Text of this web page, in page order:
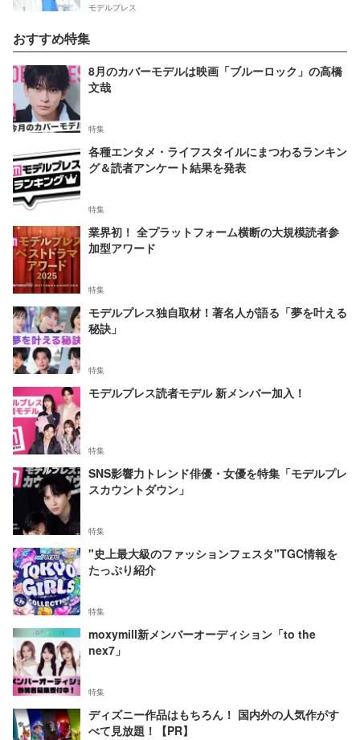
モデルプレス
おすすめ特集
8月のカバーモデルは映画「ブルーロック」の高橋
文哉
特集
各種エンタメ・ライフスタイルにまつわるランキン
グ＆読者アンケート結果を発表
特集
業界初！ 全プラットフォーム横断の大規模読者参
加型アワード
特集
モデルプレス独自取材！著名人が語る「夢を叶える
秘訣」
特集
モデルプレス読者モデル 新メンバー加入！
特集
SNS影響力トレンド俳優・女優を特集「モデルプレ
スカウントダウン」
特集
"史上最大級のファッションフェスタ"TGC情報を
たっぷり紹介
特集
moxymill新メンバーオーディション「to the
nex7」
特集
ディズニー作品はもちろん！ 国内外の人気作がす
べて見放題！【PR】